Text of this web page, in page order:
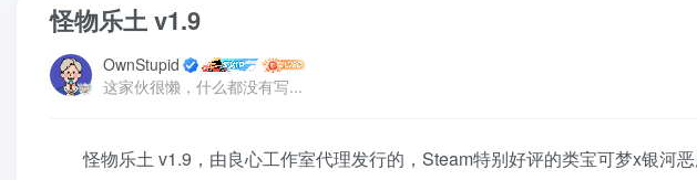
怪物乐土 v1.9
OwnStupid
这家伙很懒，什么都没有写...
怪物乐土 v1.9，由良心工作室代理发行的，Steam特别好评的类宝可梦x银河